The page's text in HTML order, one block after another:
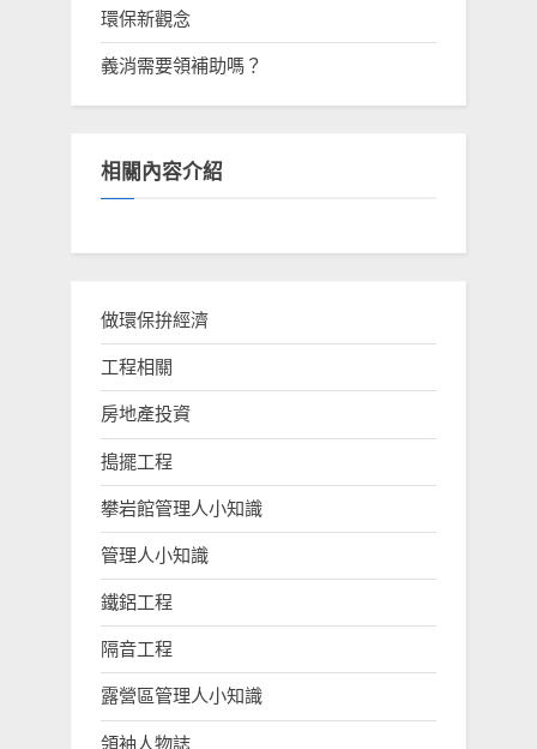
環保新觀念
義消需要領補助嗎？
相關內容介紹
做環保拚經濟
工程相關
房地產投資
搗擺工程
攀岩館管理人小知識
管理人小知識
鐵鋁工程
隔音工程
露營區管理人小知識
領袖人物誌